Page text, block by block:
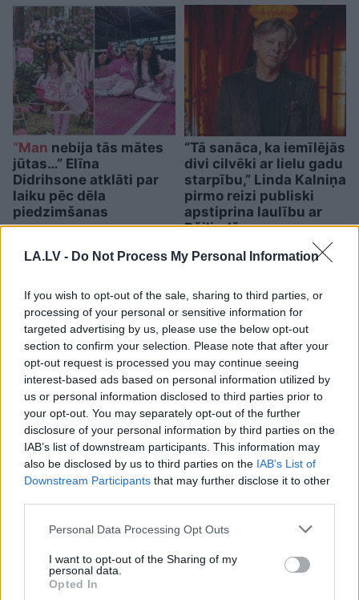
LA.LV - Do Not Process My Personal Information
If you wish to opt-out of the sale, sharing to third parties, or
processing of your personal or sensitive information for
targeted advertising by us, please use the below opt-out
section to confirm your selection. Please note that after your
opt-out request is processed you may continue seeing
interest-based ads based on personal information utilized by
us or personal information disclosed to third parties prior to
your opt-out. You may separately opt-out of the further
disclosure of your personal information by third parties on the
IAB’s list of downstream participants. This information may
also be disclosed by us to third parties on the IAB’s List of
Downstream Participants that may further disclose it to other
Please note that this website/app uses one or more Google
not limited to your visit or usage behaviour. You may click to
grant or deny consent to Google and its third-party tags to
use your data for below specified purposes in below Google
Personal Data Processing Opt Outs
I want to opt-out of the Sharing of my
personal data.
Opted In
“Man nebija tās mātes
jūtas…” Elīna
Didrihsone atklāti par
laiku pēc dēla
piedzimšanas
“Tā sanāca, ka iemīlējās
divi cilvēki ar lielu gadu
starpību,” Linda Kalniņa
pirmo reizi publiski
apstiprina laulību ar
Džilindžeru
VaiPutins uzdrošināsies
uzbrukt NATO? Eksperts
vērtē Krievijas iespējamos
scenārijus